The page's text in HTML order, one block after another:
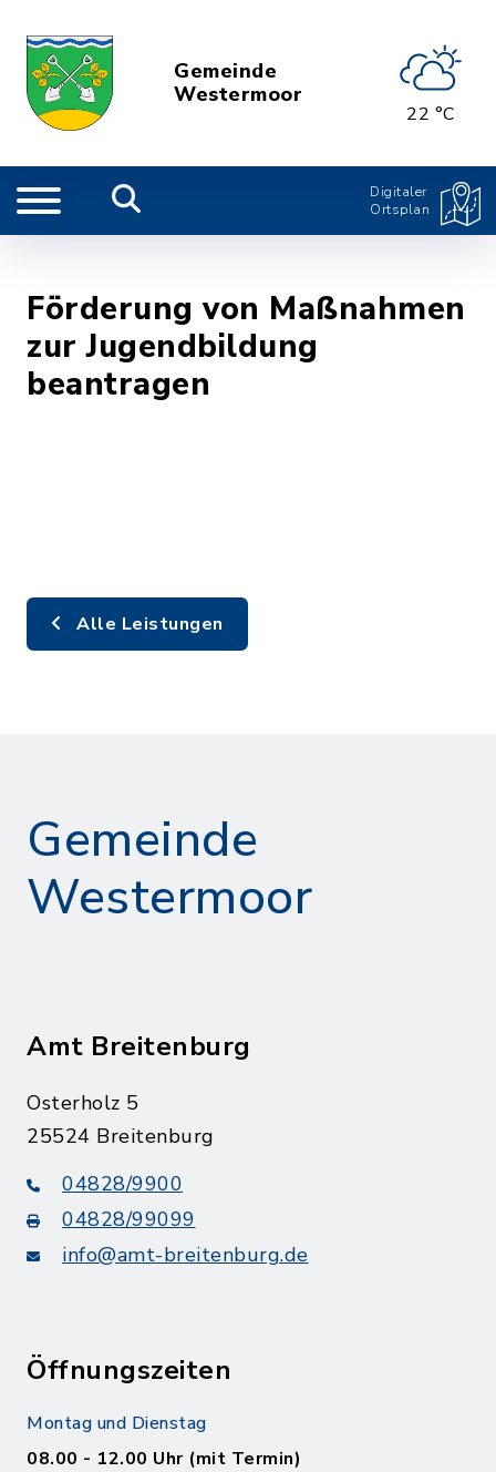
Gemeinde
Westermoor
22 °C
Digitaler
Ortsplan
Förderung von Maßnahmen
zur Jugendbildung
beantragen
Alle Leistungen
Gemeinde
Westermoor
Amt Breitenburg
Osterholz 5
25524 Breitenburg
04828/9900
04828/99099
info@amt-breitenburg.de
Öffnungszeiten
Montag und Dienstag
08.00 - 12.00 Uhr (mit Termin)